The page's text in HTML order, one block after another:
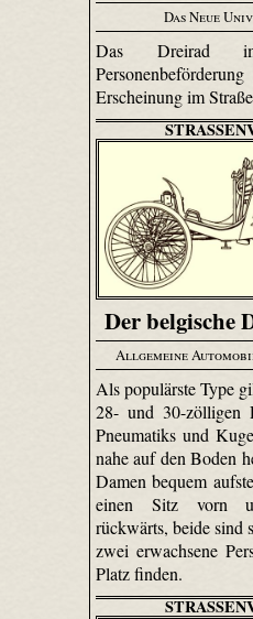
Das Neue
Das Dreirad
Erscheinung im
Der belgische
Allgemeine
Als populärste Type
28- und 30-zölligen
Pneumatiks und
nahe auf den Boden
Damen bequem
einen Sitz vorn
rückwärts, beide sind
zwei erwachsene
Platz finden.